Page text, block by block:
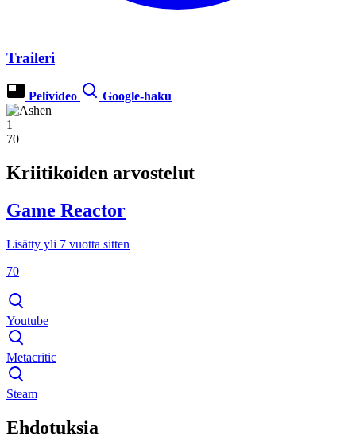
Traileri
Pelivideo Google-haku
1
70
Kriitikoiden arvostelut
Game Reactor
Lisätty yli 7 vuotta sitten
70
Youtube
Metacritic
Steam
Ehdotuksia